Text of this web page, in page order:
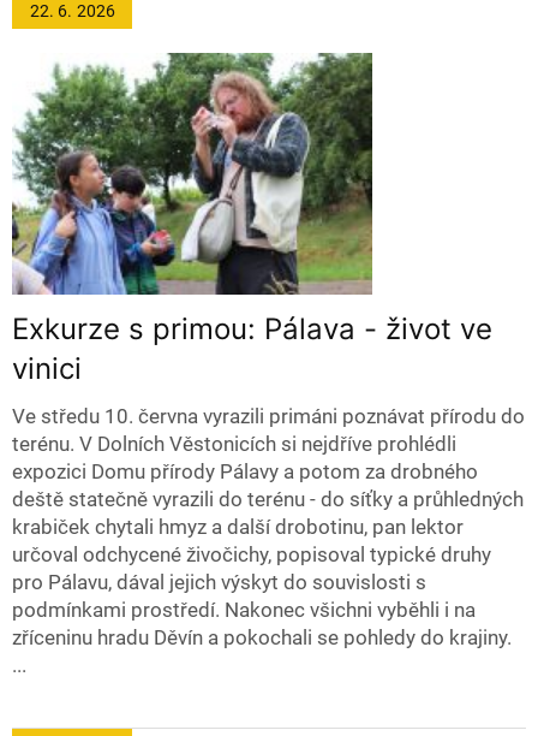
22. 6. 2026
Exkurze s primou: Pálava - život ve
vinici
Ve středu 10. června vyrazili primáni poznávat přírodu do
terénu. V Dolních Věstonicích si nejdříve prohlédli
expozici Domu přírody Pálavy a potom za drobného
deště statečně vyrazili do terénu - do síťky a průhledných
krabiček chytali hmyz a další drobotinu, pan lektor
určoval odchycené živočichy, popisoval typické druhy
pro Pálavu, dával jejich výskyt do souvislosti s
podmínkami prostředí. Nakonec všichni vyběhli i na
zříceninu hradu Děvín a pokochali se pohledy do krajiny.
...